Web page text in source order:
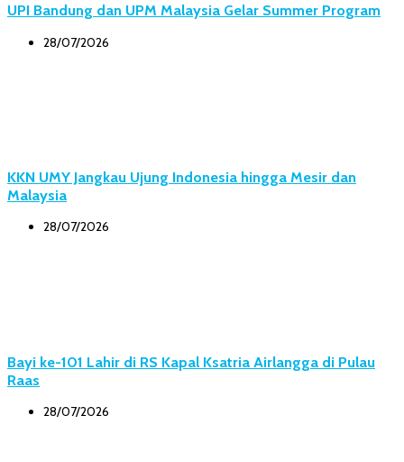
UPI Bandung dan UPM Malaysia Gelar Summer Program
28/07/2026
KKN UMY Jangkau Ujung Indonesia hingga Mesir dan
Malaysia
28/07/2026
Bayi ke-101 Lahir di RS Kapal Ksatria Airlangga di Pulau
Raas
28/07/2026